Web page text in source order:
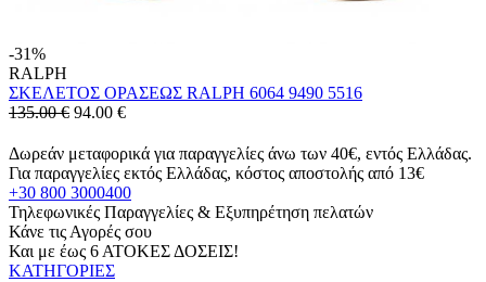
-31%
RALPH
ΣΚΕΛΕΤΟΣ ΟΡΑΣΕΩΣ RALPH 6064 9490 5516
135.00 € 94.00 €
Δωρεάν μεταφορικά για παραγγελίες άνω των 40€, εντός Ελλάδας.
Για παραγγελίες εκτός Ελλάδας, κόστος αποστολής από 13€
+30 800 3000400
Τηλεφωνικές Παραγγελίες & Εξυπηρέτηση πελατών
Κάνε τις Αγορές σου
Και με έως 6 ΑΤΟΚΕΣ ΔΟΣΕΙΣ!
ΚΑΤΗΓΟΡΙΕΣ